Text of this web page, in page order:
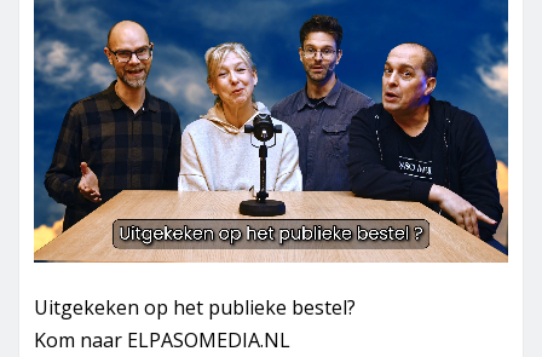
Uitgekeken op het publieke bestel?
Kom naar ELPASOMEDIA.NL